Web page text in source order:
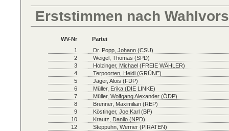
Erststimmen nach
WV-Nr
Partei
1
Dr. Popp, Johann (CSU)
2
Weigel, Thomas (SPD)
3
Holzinger, Michael (FREIE WÄHLER)
4
Terpoorten, Heidi (GRÜNE)
5
Jäger, Alois (FDP)
6
Müller, Erika (DIE LINKE)
7
Müller, Wolfgang Alexander (ÖDP)
8
Brenner, Maximilian (REP)
9
Köstinger, Joe Karl (BP)
10
Krautz, Danilo (NPD)
12
Steppuhn, Werner (PIRATEN)